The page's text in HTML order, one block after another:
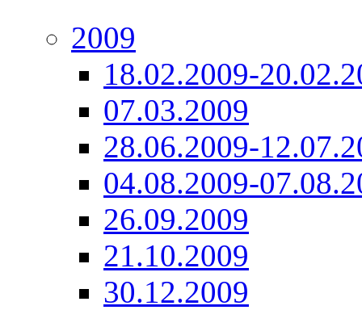
2009
18.02.2009-
07.03.2009
28.06.2009-
04.08.2009-
26.09.2009
21.10.2009
30.12.2009